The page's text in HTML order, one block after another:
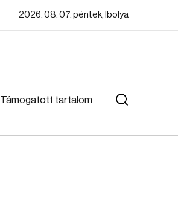
2026. 08. 07. péntek, Ibolya
Támogatott tartalom